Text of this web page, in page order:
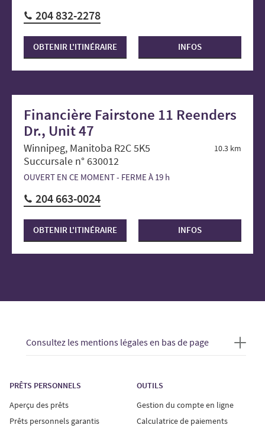
204 832-2278
OBTENIR L'ITINÉRAIRE INFOS
Financière Fairstone 11 Reenders
Dr., Unit 47
10.3 km
Winnipeg, Manitoba R2C 5K5
Succursale n° 630012
OUVERT EN CE MOMENT - FERME À 19 h
204 663-0024
OBTENIR L'ITINÉRAIRE INFOS
Consultez les mentions légales en bas de page
PRÊTS PERSONNELS
Aperçu des prêts
Prêts personnels garantis
OUTILS
Gestion du compte en ligne
Calculatrice de paiements